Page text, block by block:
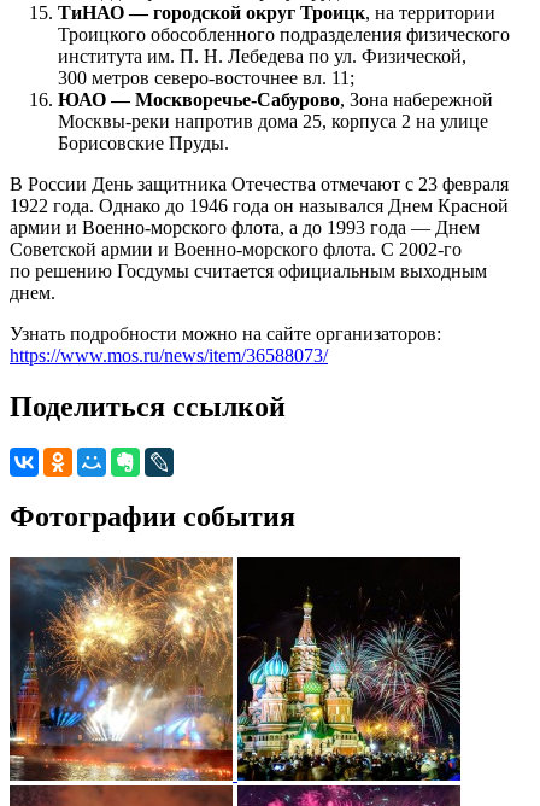
ТиНАО — городской округ Троицк, на территории
Троицкого обособленного подразделения физического
института им. П. Н. Лебедева по ул. Физической,
300 метров северо-восточнее вл. 11;
ЮАО — Москворечье-Сабурово, Зона набережной
Москвы-реки напротив дома 25, корпуса 2 на улице
Борисовские Пруды.
В России День защитника Отечества отмечают с 23 февраля
1922 года. Однако до 1946 года он назывался Днем Красной
армии и Военно-морского флота, а до 1993 года — Днем
Советской армии и Военно-морского флота. С 2002-го
по решению Госдумы считается официальным выходным
днем.
Узнать подробности можно на сайте организаторов:
https://www.mos.ru/news/item/36588073/
Поделиться ссылкой
Фотографии события